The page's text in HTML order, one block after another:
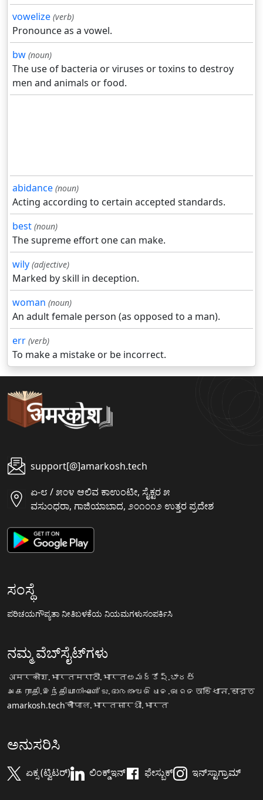
vowelize (verb)
Pronounce as a vowel.
bw (noun)
The use of bacteria or viruses or toxins to destroy
men and animals or food.
abidance (noun)
Acting according to certain accepted standards.
best (noun)
The supreme effort one can make.
wily (adjective)
Marked by skill in deception.
woman (noun)
An adult female person (as opposed to a man).
err (verb)
To make a mistake or be incorrect.
support[@]amarkosh.tech
ಏ-೮ / ೫೦೪ ಆಲಿವ ಕಾಉಂಟೀ, ಸೈಕ್ಟರ ೫
ವಸುಂಧರಾ, ಗಾಜಿಯಾಬಾದ, ೨೦೧೦೧೨ ಉತ್ತರ ಪ್ರದೇಶ
ಸಂಸ್ಥೆ
ಪರಿಚಯಗೌಪ್ಯತಾ ನೀತಿಬಳಕೆಯ ನಿಯಮಗಳುಸಂಪರ್ಕಿಸಿ
ನಮ್ಮ ವೆಬ್‌ಸೈಟ್‌ಗಳು
अमरकोश.भारतमराठी.भारतఅమర్కోష్.భారత్
அகராதி.இந்தியாനിഘണ്ടു.ഭാരതംଅଭିଧାନ.ଭାରତ অভিধান.ভারত
amarkosh.techचौपाल.भारतसारथी.भारत
ಅನುಸರಿಸಿ
ಏಕ್ಸ (ಟ್ವಿಟರ್) ಲಿಂಕ್ಡ್‌ಇನ್ ಫೇಸ್ಬುಕ್ ಇನ್‌ಸ್ಟಾಗ್ರಾಮ್